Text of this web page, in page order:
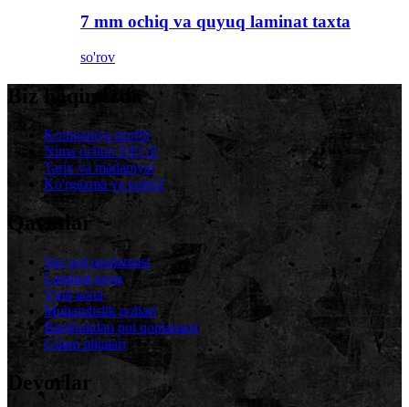
7 mm ochiq va quyuq laminat taxta
so'rov
Biz haqimizda
Kompaniya profili
Nima uchun DEGE
Tarix va madaniyat
Ko'rgazma va tashrif
Qavatlar
Spc pol qoplamasi
Laminat taxta
Vinil taxta
Muhandislik pollari
Bambukdan pol qoplamasi
Gilam plitalari
Devorlar